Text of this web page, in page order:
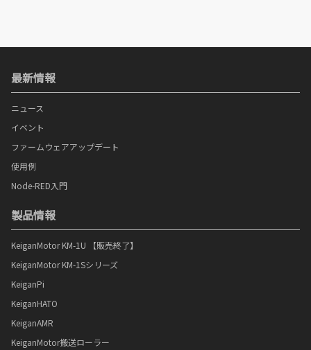
最新情報
ニュース
イベント
ファームウェアアップデート
使用例
Node-RED入門
製品情報
KeiganMotor KM-1U 【販売終了】
KeiganMotor KM-1Sシリーズ
KeiganPi
KeiganHATO
KeiganAMR
KeiganMotor搬送ローラー